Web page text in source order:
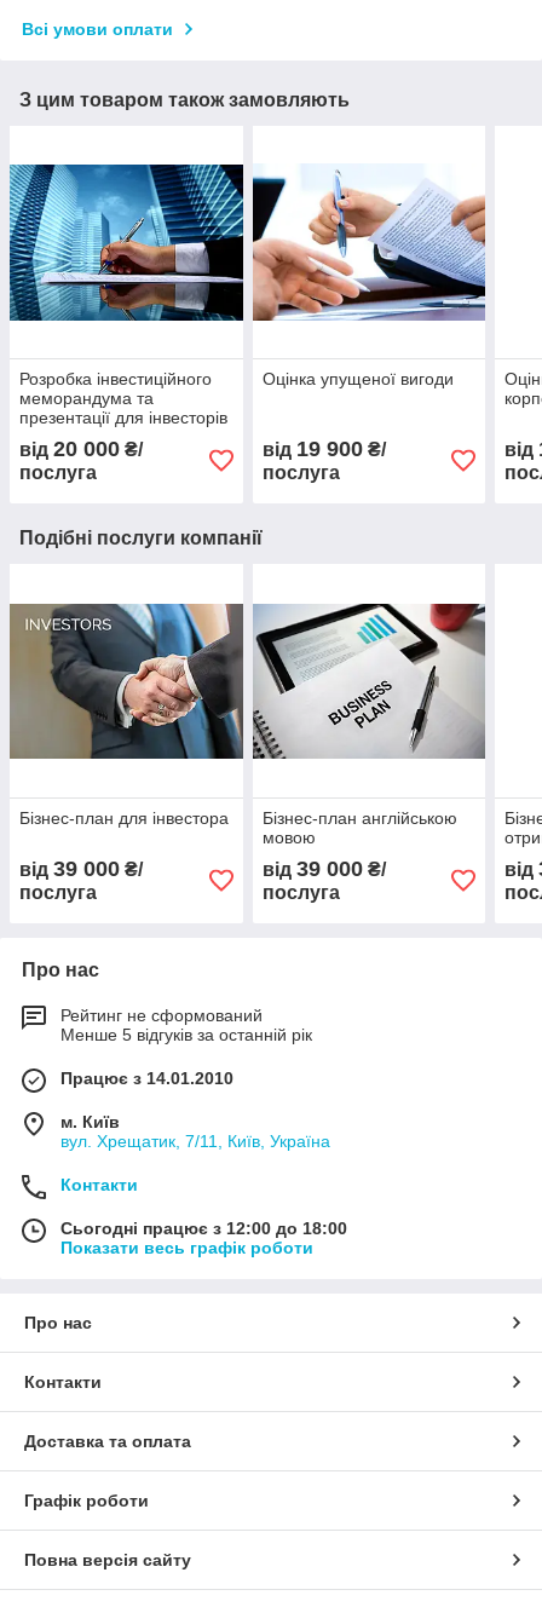
Всі умови оплати
З цим товаром також замовляють
Розробка інвестиційного
меморандума та
презентації для інвесторів
від 20 000 ₴/
послуга
Оцінка упущеної вигоди
від 19 900₴/
послуга
від
Подібні послуги компанії
Бізнес-план для інвестора
від 39 000 ₴/
послуга
Бізнес-план англійською
мовою
від 39 000₴/
послуга
від
Про нас
Рейтинг не сформований
Менше 5 відгуків за останній рік
Працює з 14.01.2010
м. Київ
вул. Хрещатик, 7/11, Київ, Україна
Контакти
Сьогодні працює з 12:00 до 18:00
Показати весь графік роботи
Про нас
Контакти
Доставка та оплата
Графік роботи
Повна версія сайту